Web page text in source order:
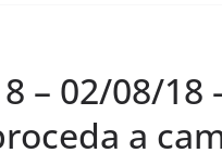
– 02/08/
a